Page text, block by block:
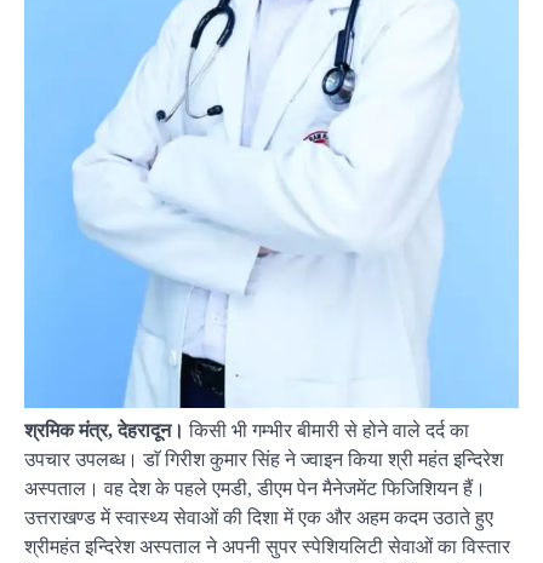
श्रमिक मंत्र, देहरादून। किसी भी गम्भीर बीमारी से होने वाले दर्द का
उपचार उपलब्ध। डाॅ गिरीश कुमार सिंह ने ज्वाइन किया श्री महंत इन्दिरेश
अस्पताल। वह देश के पहले एमडी, डीएम पेन मैनेजमेंट फिजिशियन हैं।
उत्तराखण्ड में स्वास्थ्य सेवाओं की दिशा में एक और अहम कदम उठाते हुए
श्रीमहंत इन्दिरेश अस्पताल ने अपनी सुपर स्पेशियलिटी सेवाओं का विस्तार